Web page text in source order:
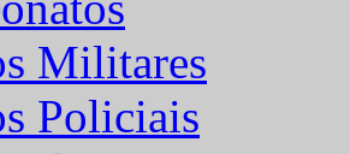
Militares
Policiais